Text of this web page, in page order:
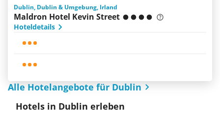
Dublin, Dublin & Umgebung, Irland
Maldron Hotel Kevin Street
Hoteldetails
Alle Hotelangebote für Dublin
Hotels in Dublin erleben